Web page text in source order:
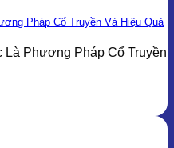
Pháp Cổ Truyền Và Hiệu Quả
Phương Pháp Cổ Truyền